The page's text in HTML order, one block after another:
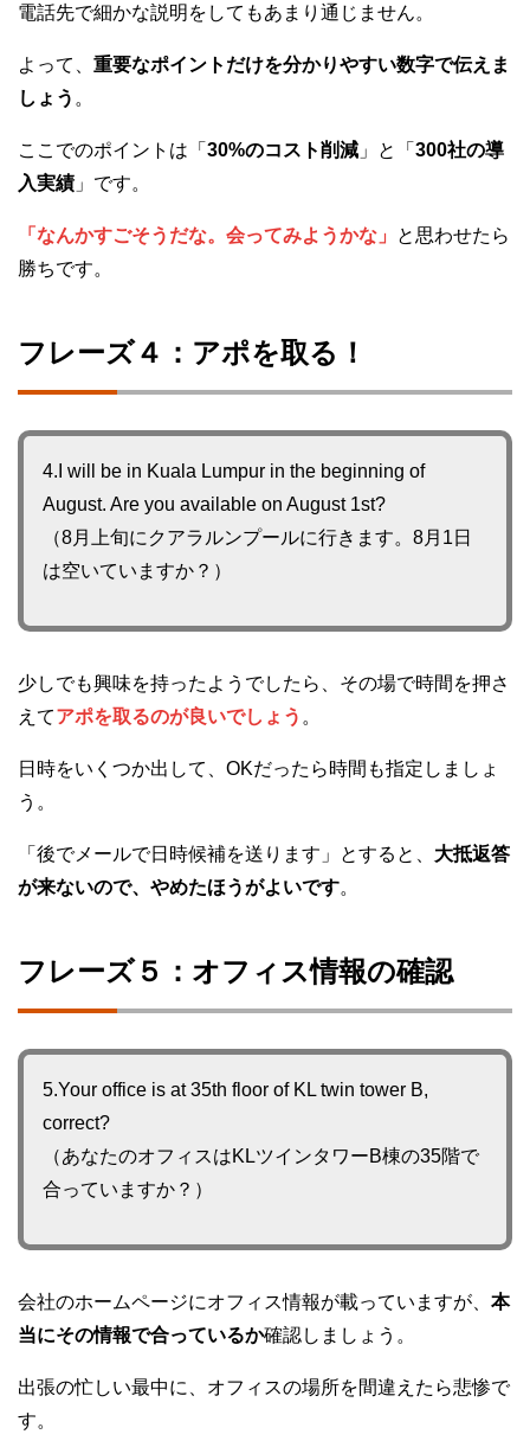
電話先で細かな説明をしてもあまり通じません。
よって、 重要なポイントだけを分かりやすい数字で伝えま
しょう 。
ここでのポイントは「 30%のコスト削減 」と「 300社の導
入実績 」です。
「なんかすごそうだな。会ってみようかな」
と思わせたら
勝ちです。
フレーズ４：アポを取る！
4.I will be in Kuala Lumpur in the beginning of
August. Are you available on August 1st?
（8月上旬にクアラルンプールに行きます。8月1日
は空いていますか？）
少しでも興味を持ったようでしたら、その場で時間を押さ
えてアポを取るのが良いでしょう 。
日時をいくつか出して、OKだったら時間も指定しましょ
う。
「後でメールで日時候補を送ります」とすると、 大抵返答
が来ないので、やめたほうがよいです。
フレーズ５：オフィス情報の確認
5.Your office is at 35th floor of KL twin tower B,
correct?
（あなたのオフィスはKLツインタワーB棟の35階で
合っていますか？）
会社のホームページにオフィス情報が載っていますが、 本
当にその情報で合っているか確認しましょう。
出張の忙しい最中に、オフィスの場所を間違えたら悲惨で
す。